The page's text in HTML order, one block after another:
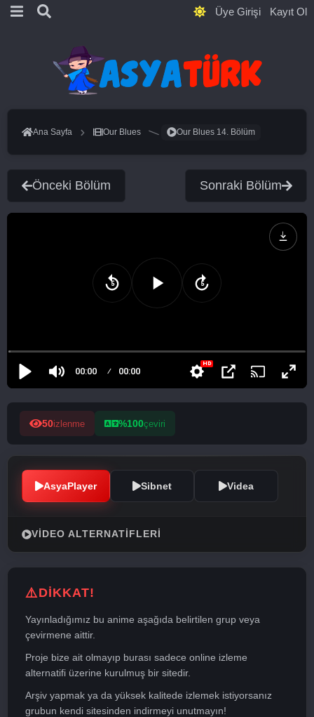
Üye Girişi Kayıt Ol
Ana Sayfa Our Blues Our Blues 14. Bölüm
Önceki Bölüm Sonraki Bölüm
50izlenme %100çeviri
AsyaPlayer Sibnet Videa
VIDEO ALTERNATIFLERI
DİKKAT!
Yayınladığımız bu anime aşağıda belirtilen grup veya
çevirmene aittir.
Proje bize ait olmayıp burası sadece online izleme
alternatifi üzerine kurulmuş bir sitedir.
Arşiv yapmak ya da yüksek kalitede izlemek istiyorsanız
grubun kendi sitesinden indirmeyi unutmayın!